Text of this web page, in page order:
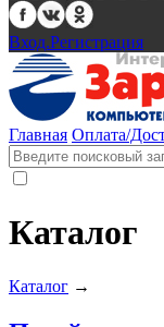
Вход.Регистрация
Главная Оплата/
Каталог
Каталог →